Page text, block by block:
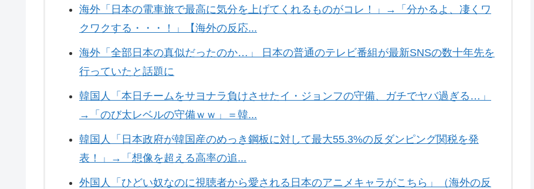
海外「日本の電車旅で最高に気分を上げてくれるものがコレ！」→「分かるよ、凄くワ
クワクする・・・！」【海外の反応...
海外「全部日本の真似だったのか…」 日本の普通のテレビ番組が最新SNSの数十年先を
行っていたと話題に
韓国人「本日チームをサヨナラ負けさせたイ・ジョンフの守備、ガチでヤバ過ぎる…」
→「のび太レベルの守備ｗｗ」＝韓...
韓国人「日本政府が韓国産のめっき鋼板に対して最大55.3%の反ダンピング関税を発
表！」→「想像を超える高率の追...
外国人「ひどい奴なのに視聴者から愛される日本のアニメキャラがこちら」（海外の反